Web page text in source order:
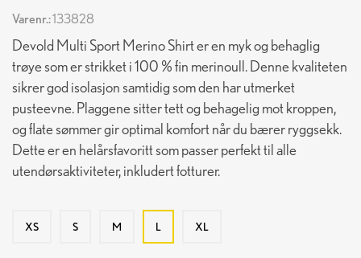
Varenr.:133828
Devold Multi Sport Merino Shirt er en myk og behaglig
trøye som er strikket i 100 % fin merinoull. Denne kvaliteten
sikrer god isolasjon samtidig som den har utmerket
pusteevne. Plaggene sitter tett og behagelig mot kroppen,
og flate sømmer gir optimal komfort når du bærer ryggsekk.
Dette er en helårsfavoritt som passer perfekt til alle
utendørsaktiviteter, inkludert fotturer.
XS S M L XL